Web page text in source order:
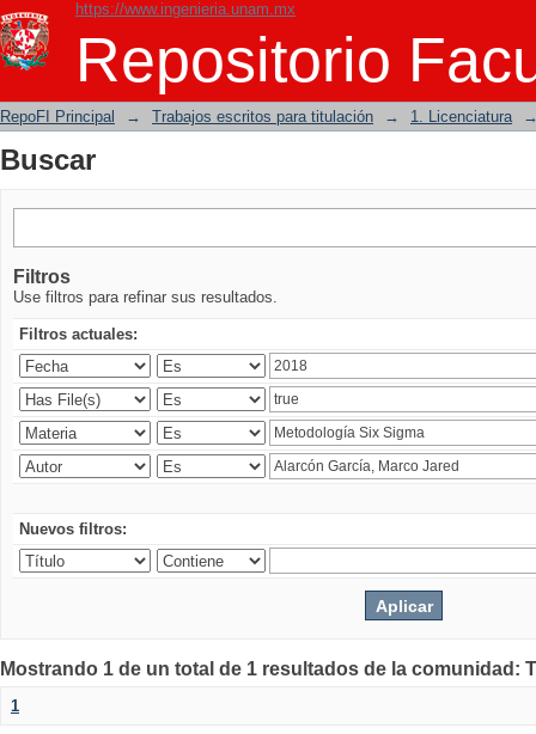
https://www.ingenieria.unam.mx
Repositorio
Buscar
RepoFI Principal → Trabajos escritos para titulación → 1. Licenciatura
Buscar
Filtros
Use filtros para refinar sus resultados.
Filtros actuales:
Nuevos filtros:
Mostrando 1 de un total de 1 resultados de la comunidad:
1